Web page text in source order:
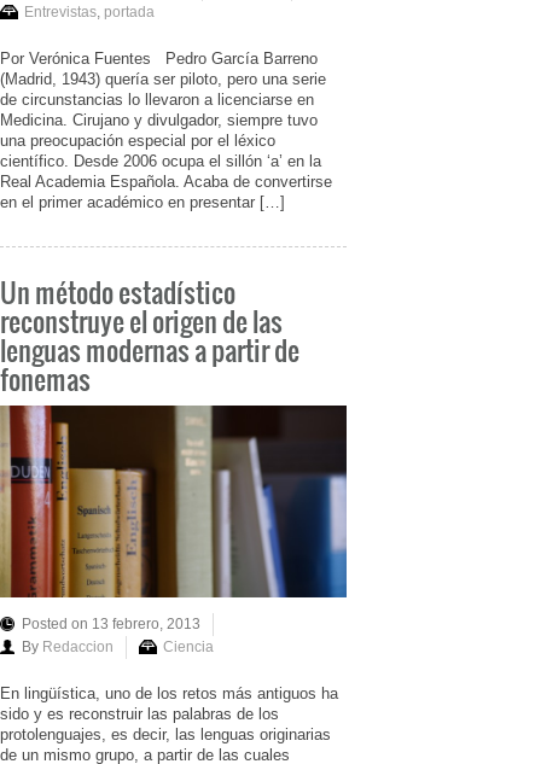
Entrevistas portada
Por Verónica Fuentes Pedro García Barreno
(Madrid, 1943) quería ser piloto, pero una serie
de circunstancias lo llevaron a licenciarse en
Medicina. Cirujano y divulgador, siempre tuvo
una preocupación especial por el léxico
científico. Desde 2006 ocupa el sillón ‘a’ en la
Real Academia Española. Acaba de convertirse
en el primer académico en presentar […]
Un método estadístico
reconstruye el origen de las
lenguas modernas a partir de
fonemas
Posted on 13 febrero, 2013
By Redaccion Ciencia
En lingüística, uno de los retos más antiguos ha
sido y es reconstruir las palabras de los
protolenguajes, es decir, las lenguas originarias
de un mismo grupo, a partir de las cuales